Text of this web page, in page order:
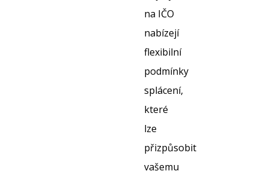
na IČO
nabízejí
flexibilní
podmínky
splácení,
které
lze
přizpůsobit
vašemu